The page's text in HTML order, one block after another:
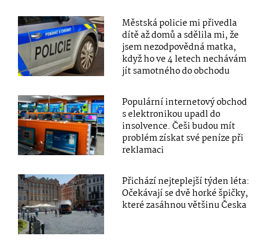
Městská policie mi přivedla
dítě až domů a sdělila mi, že
jsem nezodpovědná matka,
když ho ve 4 letech nechávám
jít samotného do obchodu
Populární internetový obchod
s elektronikou upadl do
insolvence. Češi budou mít
problém získat své peníze při
reklamaci
Přichází nejteplejší týden léta:
Očekávají se dvě horké špičky,
které zasáhnou většinu Česka